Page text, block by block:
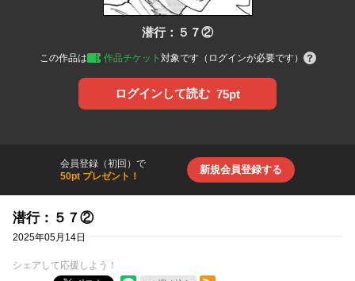
潜行：５７②
この作品は 作品チケット 対象です（ログインが必要です）
ログインして読む 75pt
会員登録（初回）で
50pt プレゼント！
新規会員登録する
潜行：５７②
2025年05月14日
シェアして応援しよう！
RSSフィード